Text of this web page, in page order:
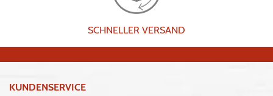
SCHNELLER VERSAND
KUNDENSERVICE